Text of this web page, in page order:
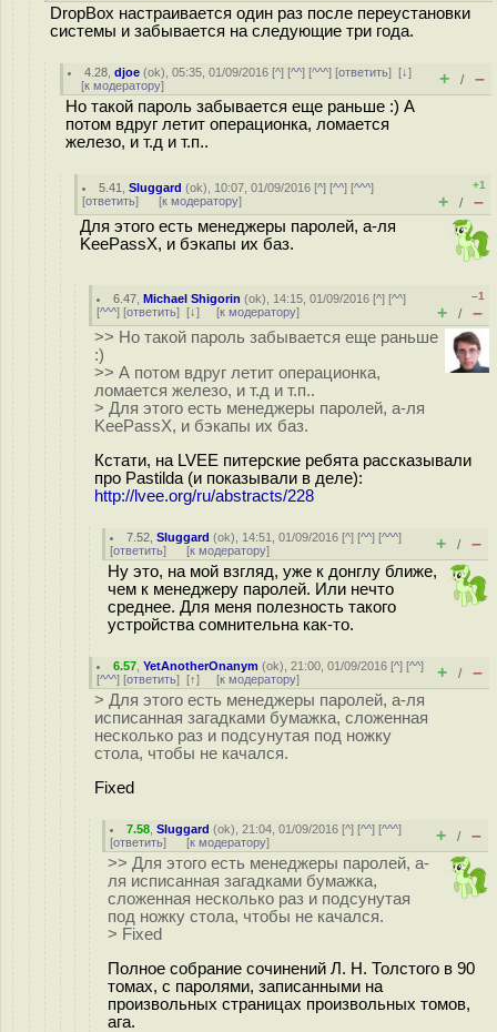
DropBox настраивается один раз после переустановки
системы и забывается на следующие три года.
4.28 ,djoe (ok), 05:35, 01/09/2016 [^] [^^] [^^^] [ответить][↓]
[к модератору] + / –
Но такой пароль забывается еще раньше :) А
потом вдруг летит операционка, ломается
железо, и т.д и т.п..
5.41 ,Sluggard (ok), 10:07, 01/09/2016 [^] [^^] [^^^]
[ответить] [к модератору]
+1
+ / –
Для этого есть менеджеры паролей, а-ля
KeePassX, и бэкапы их баз.
6.47 ,Michael Shigorin (ok), 14:15, 01/09/2016 [^] [^^]
[^^^] [ответить] [↓] [к модератору]
–1
+ / –
>> Но такой пароль забывается еще раньше
:)
>> А потом вдруг летит операционка,
ломается железо, и т.д и т.п..
> Для этого есть менеджеры паролей, а-ля
KeePassX, и бэкапы их баз.
Кстати, на LVEE питерские ребята рассказывали
про Pastilda (и показывали в деле):
http://lvee.org/ru/abstracts/228
7.52 ,Sluggard (ok), 14:51, 01/09/2016 [^] [^^] [^^^]
[ответить] [к модератору] + / –
Ну это, на мой взгляд, уже к донглу ближе,
чем к менеджеру паролей. Или нечто
среднее. Для меня полезность такого
устройства сомнительна как-то.
6.57 ,YetAnotherOnanym (ok), 21:00, 01/09/2016 [^] [^^]
[^^^] [ответить] [↑] [к модератору] + / –
> Для этого есть менеджеры паролей, а-ля
исписанная загадками бумажка, сложенная
несколько раз и подсунутая под ножку
стола, чтобы не качался.
Fixed
7.58 ,Sluggard (ok), 21:04, 01/09/2016 [^] [^^] [^^^]
[ответить] [к модератору] + / –
>> Для этого есть менеджеры паролей, а-
ля исписанная загадками бумажка,
сложенная несколько раз и подсунутая
под ножку стола, чтобы не качался.
> Fixed
Полное собрание сочинений Л. Н. Толстого в 90
томах, с паролями, записанными на
произвольных страницах произвольных томов,
ага.